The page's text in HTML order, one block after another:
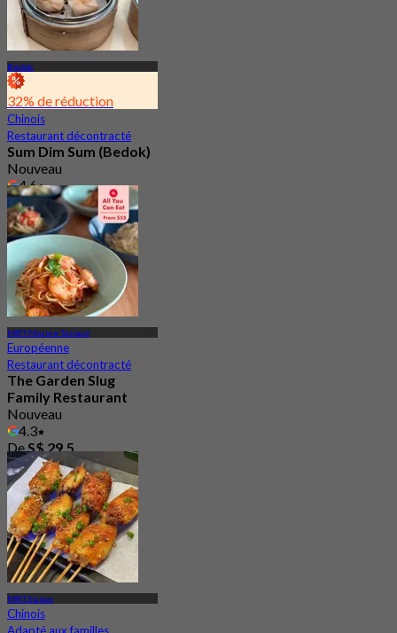
Bedok
32% de réduction
Chinois
Restaurant décontracté
Sum Dim Sum (Bedok)
Nouveau
4.6
DeS$ 31
MRT Marine Terrace
Européenne
Restaurant décontracté
The Garden Slug
Family Restaurant
Nouveau
4.3
DeS$ 29.5
MRT Eunos
Chinois